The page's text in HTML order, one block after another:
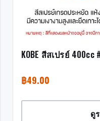
KOBE สีสเปรย์ 400cc
฿49.00
ดู